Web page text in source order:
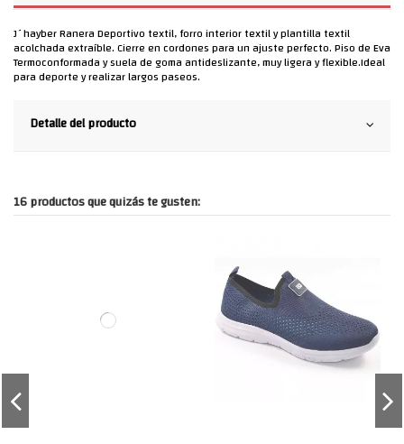
J´hayber Ranera Deportivo textil, forro interior textil y plantilla textil
acolchada extraíble. Cierre en cordones para un ajuste perfecto. Piso de Eva
Termoconformada y suela de goma antideslizante, muy ligera y flexible.Ideal
para deporte y realizar largos paseos.
Detalle del producto
16 productos que quizás te gusten: